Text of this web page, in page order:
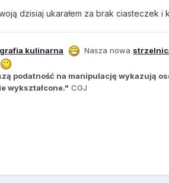
dzisiaj ukarałem za brak ciasteczek i
kulinarna Nasza nowa
podatność na manipulację wykazują
wykształcone." CGJ